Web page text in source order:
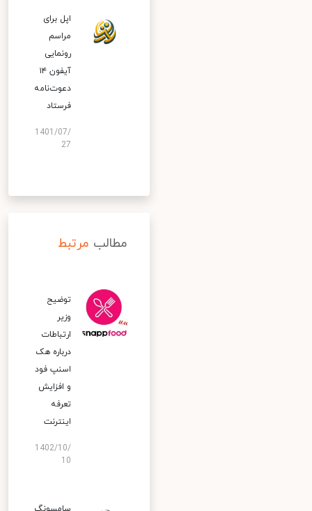
اپل برای
مراسم
رونمایی
آیفون ۱۴
دعوت‌نامه
فرستاد
1401/07/
27
مطالب مرتبط
توضیح
وزیر
ارتباطات
درباره هک
اسنپ‌ فود
و افزایش
تعرفه
اینترنت
1402/10/
10